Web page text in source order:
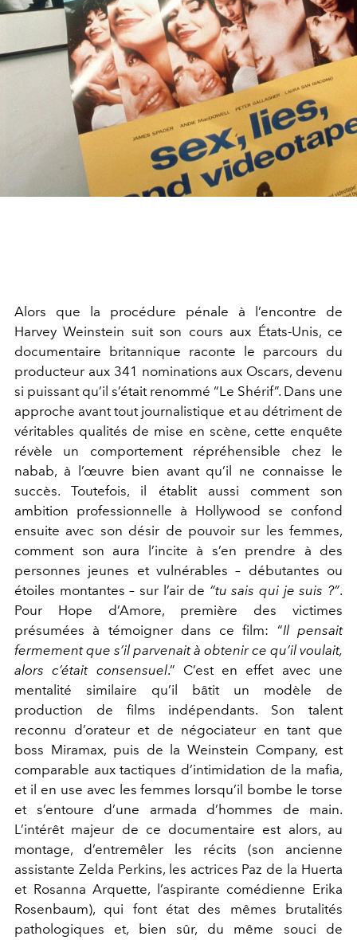
Alors que la procédure pénale à l’encontre de
Harvey Weinstein suit son cours aux États-Unis, ce
documentaire britannique raconte le parcours du
producteur aux 341 nominations aux Oscars, devenu
si puissant qu’il s’était renommé “Le Shérif”. Dans une
approche avant tout journalistique et au détriment de
véritables qualités de mise en scène, cette enquête
révèle un comportement répréhensible chez le
nabab, à l’œuvre bien avant qu’il ne connaisse le
succès. Toutefois, il établit aussi comment son
ambition professionnelle à Hollywood se confond
ensuite avec son désir de pouvoir sur les femmes,
comment son aura l’incite à s’en prendre à des
personnes jeunes et vulnérables – débutantes ou
étoiles montantes – sur l’air de “tu sais qui je suis ?”.
Pour Hope d’Amore, première des victimes
présumées à témoigner dans ce film: “Il pensait
fermement que s’il parvenait à obtenir ce qu’il voulait,
alors c’était consensuel.” C’est en effet avec une
mentalité similaire qu’il bâtit un modèle de
production de films indépendants. Son talent
reconnu d’orateur et de négociateur en tant que
boss Miramax, puis de la Weinstein Company, est
comparable aux tactiques d’intimidation de la mafia,
et il en use avec les femmes lorsqu’il bombe le torse
et s’entoure d’une armada d’hommes de main.
L’intérêt majeur de ce documentaire est alors, au
montage, d’entremêler les récits (son ancienne
assistante Zelda Perkins, les actrices Paz de la Huerta
et Rosanna Arquette, l’aspirante comédienne Erika
Rosenbaum), qui font état des mêmes brutalités
pathologiques et, bien sûr, du même souci de